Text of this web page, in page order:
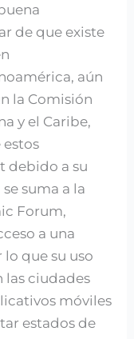
de que existe
aún
la Comisión
y el Caribe,
estos
debido a su
suma a la
Forum,
a una
que su uso
las ciudades
móviles
estados de